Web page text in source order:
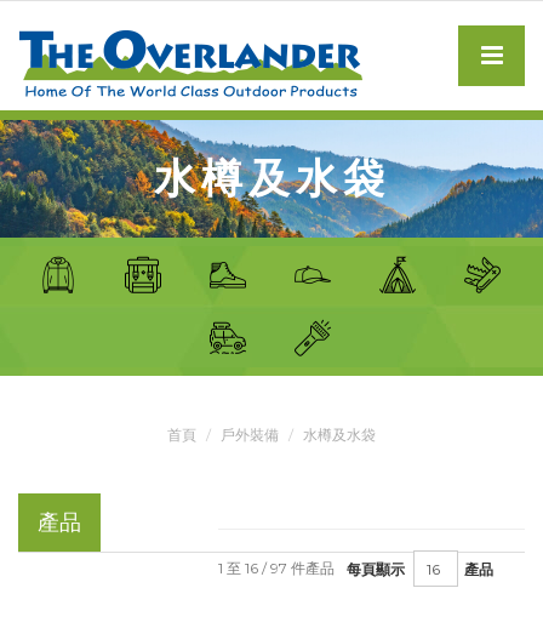
水樽及水袋
首頁 戶外裝備 水樽及水袋
產品
每頁顯示 產品
1 至 16 / 97 件產品